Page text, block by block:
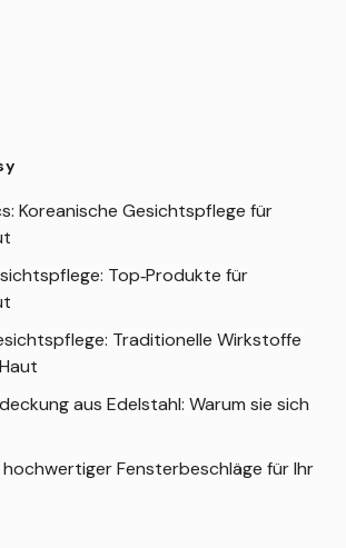
Koreanische Gesichtspflege für
Top‑Produkte für
Traditionelle Wirkstoffe
aus Edelstahl: Warum sie sich
Fensterbeschläge für Ihr